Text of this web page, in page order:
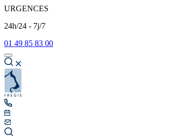
URGENCES
24h/24 - 7j/7
01 49 85 83 00